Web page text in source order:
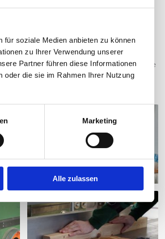
für soziale Medien anbieten zu können
zu Ihrer Verwendung unserer
Partner führen diese Informationen
oder die sie im Rahmen Ihrer Nutzung
Marketing
Alle zulassen
steht ein eigener Lackierbereich zur
auf die Qualität unserer Beschichtungen
Fairness sind unsere Basis für eine
stehen anspruchsvolle Privatkunden, sowie
lassen haben.